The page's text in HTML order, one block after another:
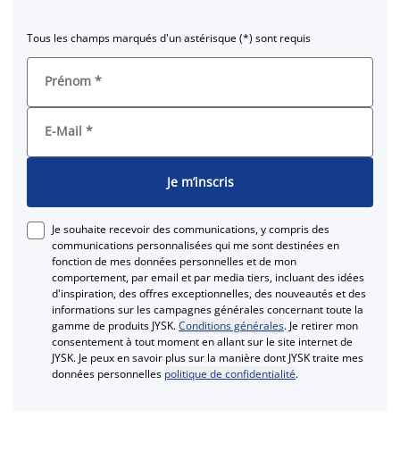
Tous les champs marqués d'un astérisque (*) sont requis
Prénom *
E-Mail *
Je m’inscris
Je souhaite recevoir des communications, y compris des
communications personnalisées qui me sont destinées en
fonction de mes données personnelles et de mon
comportement, par email et par media tiers, incluant des idées
d'inspiration, des offres exceptionnelles, des nouveautés et des
informations sur les campagnes générales concernant toute la
gamme de produits JYSK.Conditions générales. Je retirer mon
consentement à tout moment en allant sur le site internet de
JYSK. Je peux en savoir plus sur la manière dont JYSK traite mes
données personnelles politique de confidentialité.